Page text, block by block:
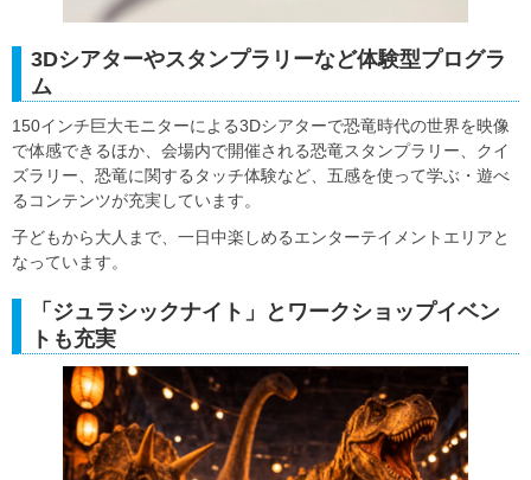
3Dシアターやスタンプラリーなど体験型プログラ
ム
150インチ巨大モニターによる3Dシアターで恐竜時代の世界を映像
で体感できるほか、会場内で開催される恐竜スタンプラリー、クイ
ズラリー、恐竜に関するタッチ体験など、五感を使って学ぶ・遊べ
るコンテンツが充実しています。
子どもから大人まで、一日中楽しめるエンターテイメントエリアと
なっています。
「ジュラシックナイト」とワークショップイベン
トも充実